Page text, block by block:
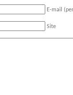
E-mail
Site